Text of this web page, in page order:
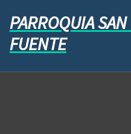
PARROQUIA
FUENTE